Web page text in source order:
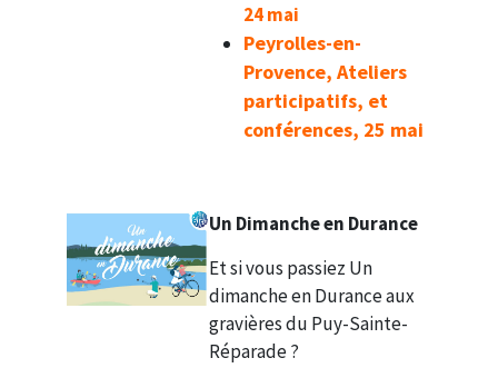
24 mai
Peyrolles-en-
Provence, Ateliers
participatifs, et
conférences, 25 mai
Un Dimanche en Durance
Et si vous passiez Un
dimanche en Durance aux
gravières du Puy-Sainte-
Réparade ?